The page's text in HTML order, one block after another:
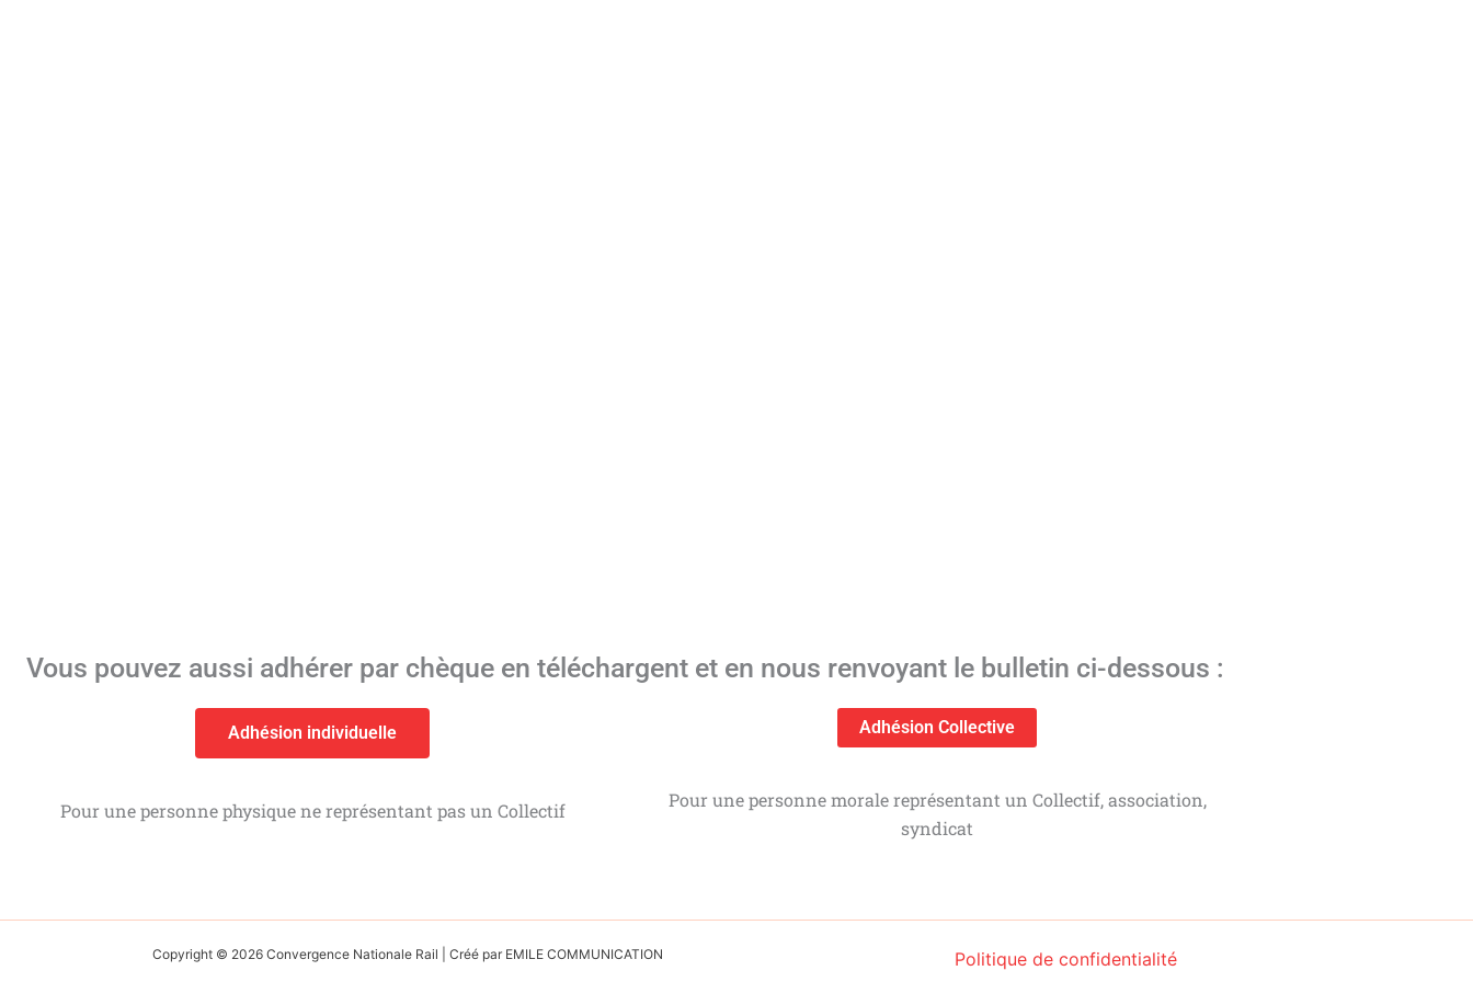
Vous pouvez aussi adhérer par chèque en téléchargent et en nous renvoyant le bulletin ci-dessous :
Adhésion individuelle
Pour une personne physique ne représentant pas un Collectif
Adhésion Collective
Pour une personne morale représentant un Collectif, association,
syndicat
Copyright © 2026 Convergence Nationale Rail | Créé par EMILE COMMUNICATION Politique de confidentialité